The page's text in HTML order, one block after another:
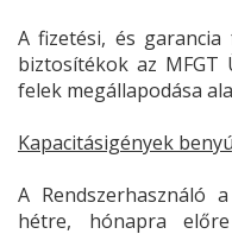
A fizetési, és
biztosítékok az MFGT
felek megállapodása
Kapacitásigények
A Rendszerhasználó
hétre, hónapra